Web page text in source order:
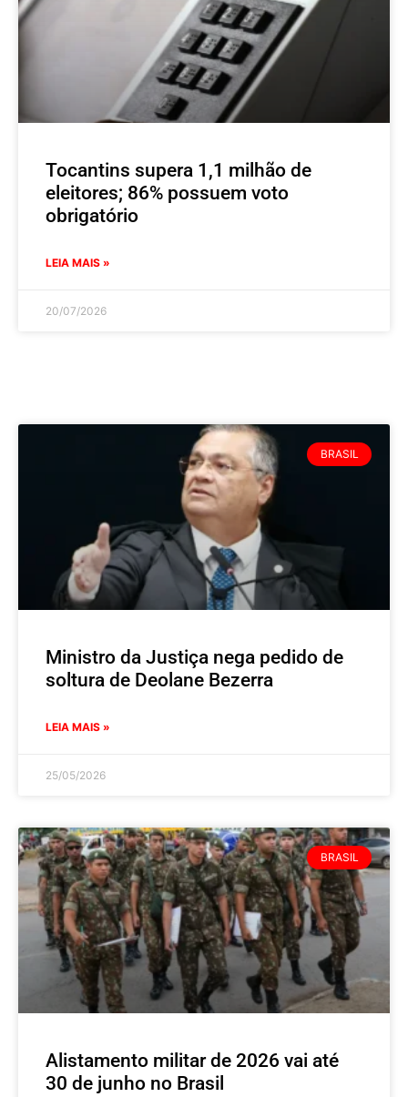
Tocantins supera 1,1 milhão de
eleitores; 86% possuem voto
obrigatório
LEIA MAIS »
20/07/2026
BRASIL
Ministro da Justiça nega pedido de
soltura de Deolane Bezerra
LEIA MAIS »
25/05/2026
BRASIL
Alistamento militar de 2026 vai até
30 de junho no Brasil